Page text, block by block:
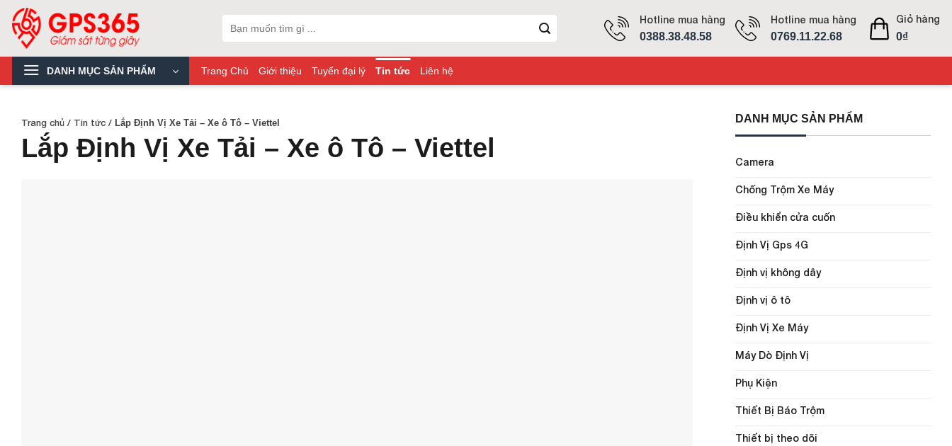
Skip
content
kiếm:
Hotline mua hàng
0388.38.48.58
Hotline mua hàng
0769.11.22.68
Giỏ hàng
0₫
DANH MỤC SẢN PHẨM Trang Chủ Giới thiệu Tuyển đại lý Tin tức Liên hệ
Trang chủ / Tin tức / Lắp Định Vị Xe Tải – Xe ô Tô – Viettel
Lắp Định Vị Xe Tải – Xe ô Tô – Viettel
DANH MỤC SẢN PHẨM
Camera
Chống Trộm Xe Máy
Điều khiển cửa cuốn
Định Vị Gps 4G
Định vị không dây
Định vị ô tô
Định Vị Xe Máy
Máy Dò Định Vị
Phụ Kiện
Thiết Bị Báo Trộm
Thiết bị theo dõi